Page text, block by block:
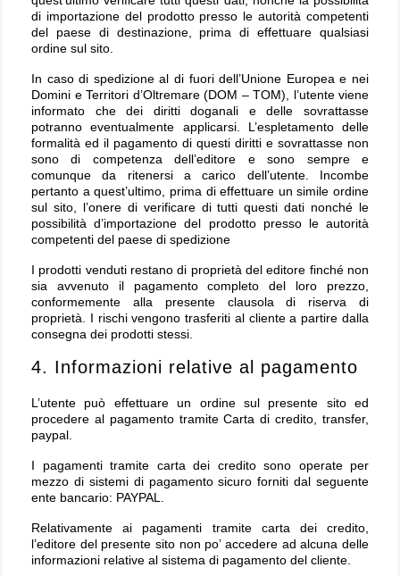
di importazione del prodotto presso le autorità competenti
del paese di destinazione, prima di effettuare qualsiasi
ordine sul sito.
In caso di spedizione al di fuori dell’Unione Europea e nei
Domini e Territori d’Oltremare (DOM – TOM), l’utente viene
informato che dei diritti doganali e delle sovrattasse
potranno eventualmente applicarsi. L’espletamento delle
formalità ed il pagamento di questi diritti e sovrattasse non
sono di competenza dell’editore e sono sempre e
comunque da ritenersi a carico dell’utente. Incombe
pertanto a quest’ultimo, prima di effettuare un simile ordine
sul sito, l’onere di verificare di tutti questi dati nonché le
possibilità d’importazione del prodotto presso le autorità
competenti del paese di spedizione
I prodotti venduti restano di proprietà del editore finché non
sia avvenuto il pagamento completo del loro prezzo,
conformemente alla presente clausola di riserva di
proprietà. I rischi vengono trasferiti al cliente a partire dalla
consegna dei prodotti stessi.
4. Informazioni relative al pagamento
L’utente può effettuare un ordine sul presente sito ed
procedere al pagamento tramite Carta di credito, transfer,
paypal.
I pagamenti tramite carta dei credito sono operate per
mezzo di sistemi di pagamento sicuro forniti dal seguente
ente bancario: PAYPAL.
Relativamente ai pagamenti tramite carta dei credito,
l’editore del presente sito non po’ accedere ad alcuna delle
informazioni relative al sistema di pagamento del cliente.